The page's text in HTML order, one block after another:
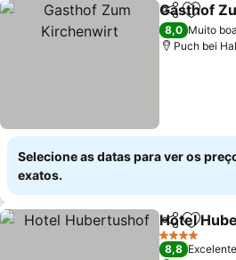
Partilhar
Gasthof
8,0 Muito boa
Puch bei
Selecione as datas para ver os
exatos.
Partilhar
Hotel
4 Estrelas
8,8 Excelente